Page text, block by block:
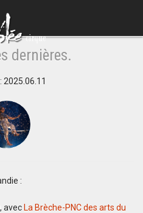
dernières.
2025.06.11
:
avec La Brèche-PNC des arts du